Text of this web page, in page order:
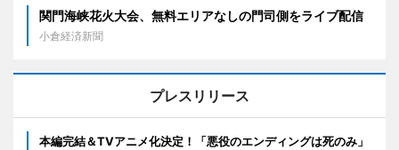
関門海峡花火大会、無料エリアなしの門司側をライブ配信
小倉経済新聞
プレスリリース
本編完結＆TVアニメ化決定！「悪役のエンディングは死のみ」